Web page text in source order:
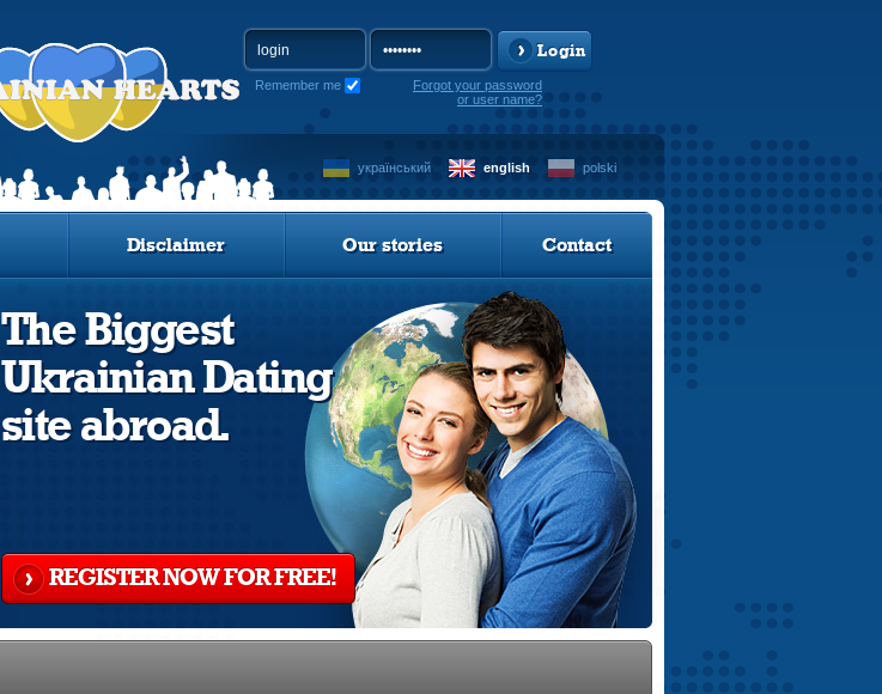
Login
Remember me
Forgot your password
or user name?
український english polski
Disclaimer Our stories Contact
The Biggest
Ukrainian Dating
site abroad.
REGISTER NOW FOR FREE!